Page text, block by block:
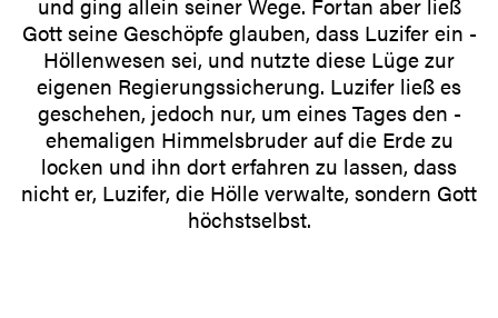
und ging allein ­seiner Wege. ­Fortan aber ließ
Gott seine Geschöpfe glauben, dass Luzifer ein ­
Höllen­wesen sei, und nutzte diese Lüge zur
eigenen ­Regierungs­sicherung. Luzifer ließ es
geschehen, jedoch nur, um eines Tages den ­
ehemaligen Himmelsbruder auf die Erde zu
locken und ihn dort erfahren zu ­lassen, dass
nicht er, ­Luzifer, die Hölle verwalte, sondern Gott
höchstselbst.